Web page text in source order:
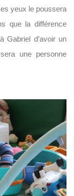
yeux le poussera
que la différence
Gabriel d’avoir un
une personne